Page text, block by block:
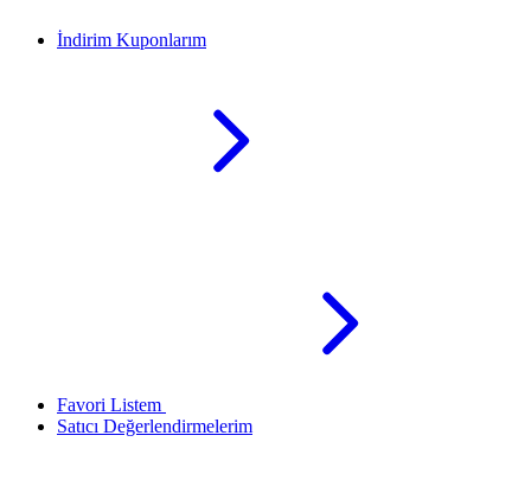
İndirim Kuponlarım
Favori Listem
Satıcı Değerlendirmelerim